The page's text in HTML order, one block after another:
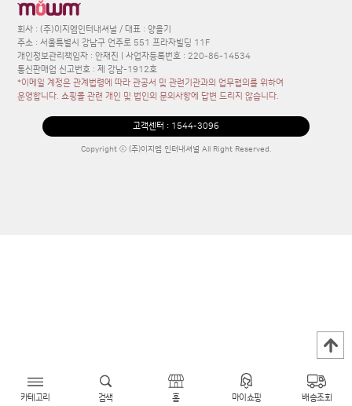
카테고리 검색 홈 마이쇼핑 배송조회
회사 : (주)이지엠인터내셔널 / 대표 : 양을기
주소 : 서울특별시 강남구 언주로 551 프라자빌딩 11F
개인정보관리책임자 : 안재진 | 사업자등록번호 : 220-86-14534
통신판매업 신고번호 : 제 강남-1912호
*이메일 계정은 관계법령에 따라 관공서 및 관련기관과의 업무협의를 위하여
운영합니다. 쇼핑몰 관련 개인 및 법인의 문의사항에 답변 드리지 않습니다.
고객센터 : 1544-3096
Copyright ⓒ (주)이지엠 인터내셔널 All Right Reserved.